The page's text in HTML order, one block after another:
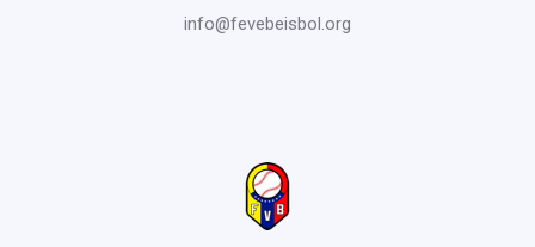
info@fevebeisbol.org